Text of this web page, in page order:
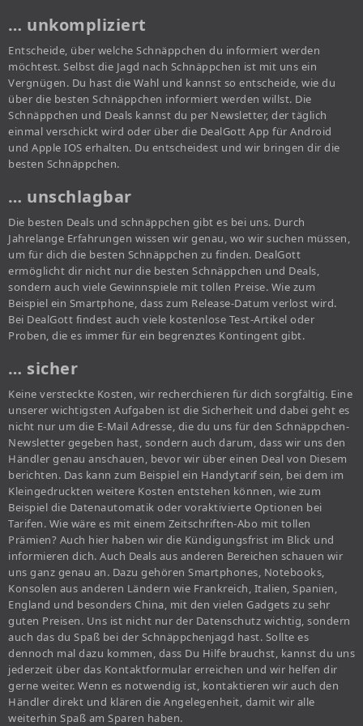
… unkompliziert
Entscheide, über welche Schnäppchen du informiert werden
möchtest. Selbst die Jagd nach Schnäppchen ist mit uns ein
Vergnügen. Du hast die Wahl und kannst so entscheide, wie du
über die besten Schnäppchen informiert werden willst. Die
Schnäppchen und Deals kannst du per Newsletter, der täglich
einmal verschickt wird oder über die DealGott App für Android
und Apple IOS erhalten. Du entscheidest und wir bringen dir die
besten Schnäppchen.
… unschlagbar
Die besten Deals und schnäppchen gibt es bei uns. Durch
Jahrelange Erfahrungen wissen wir genau, wo wir suchen müssen,
um für dich die besten Schnäppchen zu finden. DealGott
ermöglicht dir nicht nur die besten Schnäppchen und Deals,
sondern auch viele Gewinnspiele mit tollen Preise. Wie zum
Beispiel ein Smartphone, dass zum Release-Datum verlost wird.
Bei DealGott findest auch viele kostenlose Test-Artikel oder
Proben, die es immer für ein begrenztes Kontingent gibt.
… sicher
Keine versteckte Kosten, wir recherchieren für dich sorgfältig. Eine
unserer wichtigsten Aufgaben ist die Sicherheit und dabei geht es
nicht nur um die E-Mail Adresse, die du uns für den Schnäppchen-
Newsletter gegeben hast, sondern auch darum, dass wir uns den
Händler genau anschauen, bevor wir über einen Deal von Diesem
berichten. Das kann zum Beispiel ein Handytarif sein, bei dem im
Kleingedruckten weitere Kosten entstehen können, wie zum
Beispiel die Datenautomatik oder voraktivierte Optionen bei
Tarifen. Wie wäre es mit einem Zeitschriften-Abo mit tollen
Prämien? Auch hier haben wir die Kündigungsfrist im Blick und
informieren dich. Auch Deals aus anderen Bereichen schauen wir
uns ganz genau an. Dazu gehören Smartphones, Notebooks,
Konsolen aus anderen Ländern wie Frankreich, Italien, Spanien,
England und besonders China, mit den vielen Gadgets zu sehr
guten Preisen. Uns ist nicht nur der Datenschutz wichtig, sondern
auch das du Spaß bei der Schnäppchenjagd hast. Sollte es
dennoch mal dazu kommen, dass Du Hilfe brauchst, kannst du uns
jederzeit über das Kontaktformular erreichen und wir helfen dir
gerne weiter. Wenn es notwendig ist, kontaktieren wir auch den
Händler direkt und klären die Angelegenheit, damit wir alle
weiterhin Spaß am Sparen haben.